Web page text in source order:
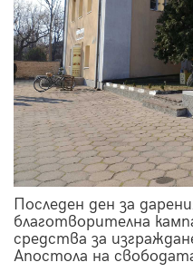
Последен ден за
благотворителна
средства за
Апостола на